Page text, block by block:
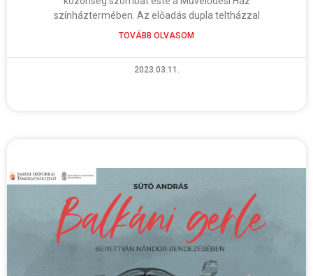
színháztermében. Az előadás dupla teltházzal
TOVÁBB OLVASOM
2023.03.11.